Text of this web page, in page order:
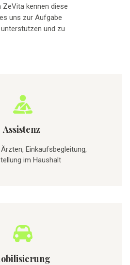
kennen diese
uns zur Aufgabe
und zu
Assistenz
Einkaufsbegleitung,
im Haushalt